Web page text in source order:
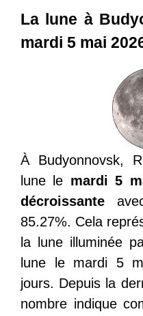
La lune à
mardi 5 mai
À Budyonnovsk,
lune le mardi 5
décroissante
85.27%. Cela
la lune illuminée
lune le mardi 5
jours. Depuis la
nombre indique